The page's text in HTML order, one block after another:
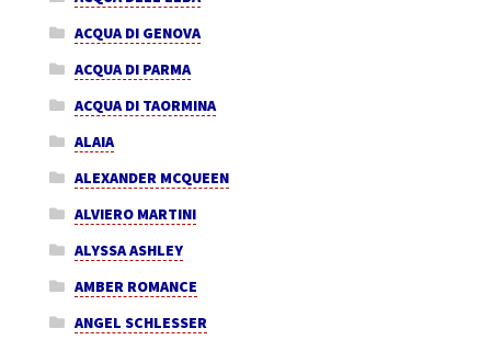
ACQUA DI GENOVA
ACQUA DI PARMA
ACQUA DI TAORMINA
ALAIA
ALEXANDER MCQUEEN
ALVIERO MARTINI
ALYSSA ASHLEY
AMBER ROMANCE
ANGEL SCHLESSER